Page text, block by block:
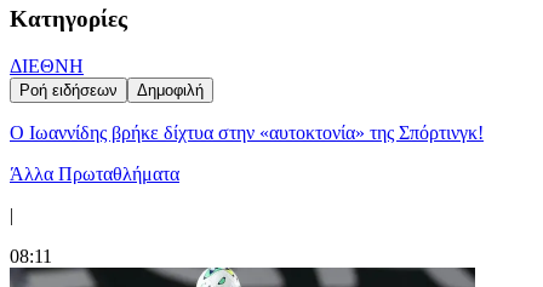
Κατηγορίες
ΔΙΕΘΝΗ
Ροή ειδήσεων Δημοφιλή
Ο Ιωαννίδης βρήκε δίχτυα στην «αυτοκτονία» της Σπόρτινγκ!
Άλλα Πρωταθλήματα
|
08:11